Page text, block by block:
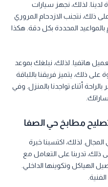
لدينا. لذلك، نجهز سيارات
ذلك، نتجنب الازدحام المروري
بالمواعيد المحددة بكل دقة. هكذا
هاتفيا. لذلك، نبلغك بموعد
ذلك، يتميز فريقنا باللباقة
أثناء تواجدنا بالمنزل. وفي
مطابخ حي الصفا
لذلك، اكتسبنا خبرة
تدربنا على التعامل مع
الهياكل وتكوينها الداخلي.